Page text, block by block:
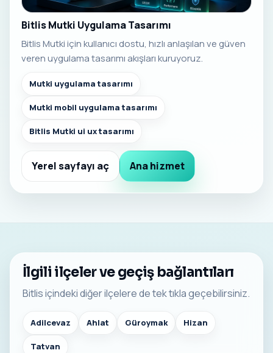
Bitlis Mutki Uygulama Tasarımı
Bitlis Mutki için kullanıcı dostu, hızlı anlaşılan ve güven
veren uygulama tasarımı akışları kuruyoruz.
Mutki uygulama tasarımı
Mutki mobil uygulama tasarımı
Bitlis Mutki ui ux tasarımı
Yerel sayfayı aç Ana hizmet
İlgili ilçeler ve geçiş bağlantıları
Bitlis içindeki diğer ilçelere de tek tıkla geçebilirsiniz.
Adilcevaz Ahlat Güroymak Hizan
Tatvan